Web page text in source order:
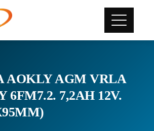
AOKLY AGM VRLA
6FM7.2. 7,2AH 12V.